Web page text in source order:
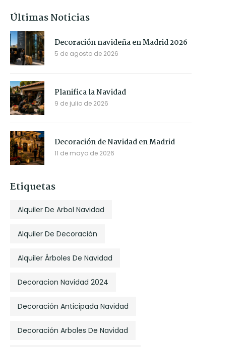
Últimas Noticias
Decoración navideña en Madrid 2026
5 de agosto de 2026
Planifica la Navidad
9 de julio de 2026
Decoración de Navidad en Madrid
11 de mayo de 2026
Etiquetas
Alquiler De Arbol Navidad
Alquiler De Decoración
Alquiler Árboles De Navidad
Decoracion Navidad 2024
Decoración Anticipada Navidad
Decoración Arboles De Navidad